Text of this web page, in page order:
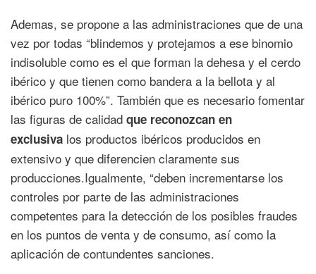
Ademas, se propone a las administraciones que de una
vez por todas “blindemos y protejamos a ese binomio
indisoluble como es el que forman la dehesa y el cerdo
ibérico y que tienen como bandera a la bellota y al
ibérico puro 100%”. También que es necesario fomentar
las figuras de calidad que reconozcan en
exclusiva los productos ibéricos producidos en
extensivo y que diferencien claramente sus
producciones.Igualmente, “deben incrementarse los
controles por parte de las administraciones
competentes para la detección de los posibles fraudes
en los puntos de venta y de consumo, así como la
aplicación de contundentes sanciones.